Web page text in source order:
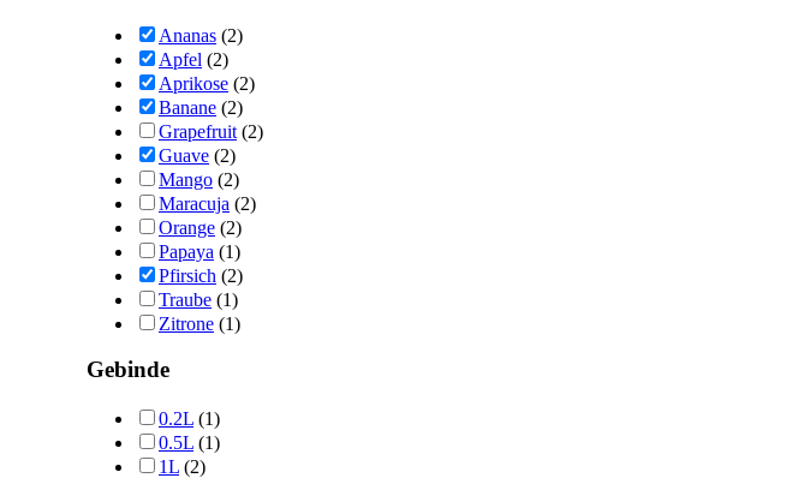
Ananas (2)
Apfel (2)
Aprikose (2)
Banane (2)
Grapefruit (2)
Guave (2)
Mango (2)
Maracuja (2)
Orange (2)
Papaya (1)
Pfirsich (2)
Traube (1)
Zitrone (1)
Gebinde
0.2L (1)
0.5L (1)
1L (2)